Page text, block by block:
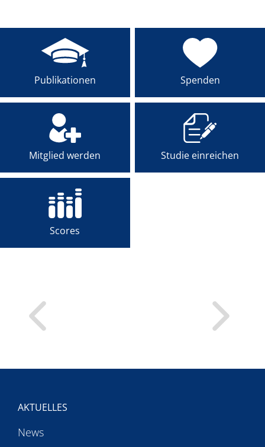
Publikationen Spenden
Mitglied werden Studie einreichen
Scores
AKTUELLES
News